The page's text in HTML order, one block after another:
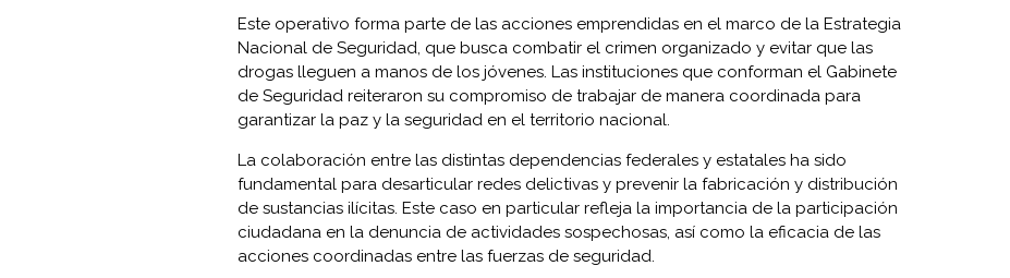
Este operativo forma parte de las acciones emprendidas en el marco de la Estrategia
Nacional de Seguridad, que busca combatir el crimen organizado y evitar que las
drogas lleguen a manos de los jóvenes. Las instituciones que conforman el Gabinete
de Seguridad reiteraron su compromiso de trabajar de manera coordinada para
garantizar la paz y la seguridad en el territorio nacional.
La colaboración entre las distintas dependencias federales y estatales ha sido
fundamental para desarticular redes delictivas y prevenir la fabricación y distribución
de sustancias ilícitas. Este caso en particular refleja la importancia de la participación
ciudadana en la denuncia de actividades sospechosas, así como la eficacia de las
acciones coordinadas entre las fuerzas de seguridad.